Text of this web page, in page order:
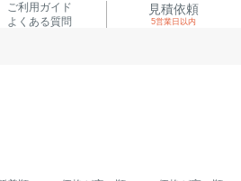
ご利用ガイド
よくある質問
見積依頼
5営業日以内